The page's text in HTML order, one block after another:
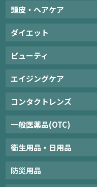
頭皮・ヘアケア
ダイエット
ビューティ
エイジングケア
コンタクトレンズ
一般医薬品(OTC)
衛生用品・日用品
防災用品